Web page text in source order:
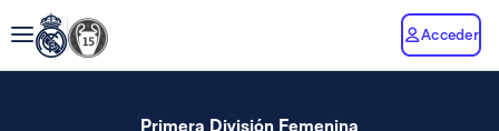
Acceder
Primera División Femenina